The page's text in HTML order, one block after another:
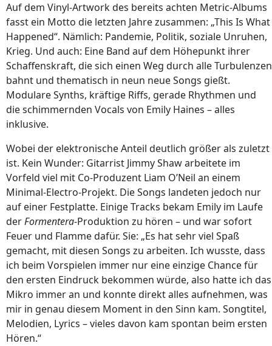
Auf dem Vinyl-Artwork des bereits achten Metric-Albums
fasst ein Motto die letzten Jahre zusammen: „This Is What
Happened“. Nämlich: Pandemie, Politik, soziale Unruhen,
Krieg. Und auch: Eine Band auf dem Höhepunkt ihrer
Schaffenskraft, die sich einen Weg durch alle Turbulenzen
bahnt und thematisch in neun neue Songs gießt.
Modulare Synths, kräftige Riffs, gerade Rhythmen und
die schimmernden Vocals von Emily Haines – alles
inklusive.
Wobei der elektronische Anteil deutlich größer als zuletzt
ist. Kein Wunder: Gitarrist Jimmy Shaw arbeitete im
Vorfeld viel mit Co-Produzent Liam O’Neil an einem
Minimal-Electro-Projekt. Die Songs landeten jedoch nur
auf einer Festplatte. Einige Tracks bekam Emily im Laufe
derFormentera-Produktion zu hören – und war sofort
Feuer und Flamme dafür. Sie: „Es hat sehr viel Spaß
gemacht, mit diesen Songs zu arbeiten. Ich wusste, dass
ich beim Vorspielen immer nur eine einzige Chance für
den ersten Eindruck bekommen würde, also hatte ich das
Mikro immer an und konnte direkt alles aufnehmen, was
mir in genau diesem Moment in den Sinn kam. Songtitel,
Melodien, Lyrics – vieles davon kam spontan beim ersten
Hören.“